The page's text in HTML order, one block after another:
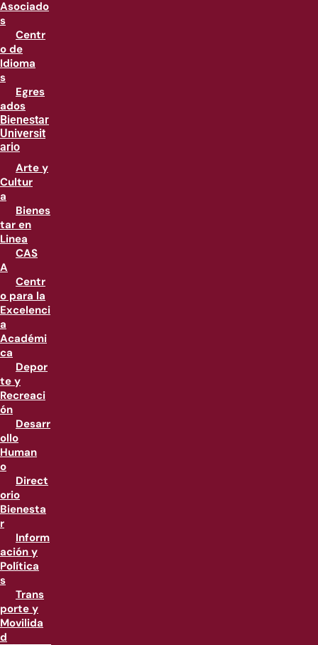
Asociado
s
Centr
o de
Idioma
s
Egres
ados
Bienestar
Universit
ario
Arte y
Cultur
a
Bienes
tar en
Linea
CAS
A
Centr
o para la
Excelenci
a
Académi
ca
Depor
te y
Recreaci
ón
Desarr
ollo
Human
o
Direct
orio
Bienesta
r
Inform
ación y
Política
s
Trans
porte y
Movilida
d